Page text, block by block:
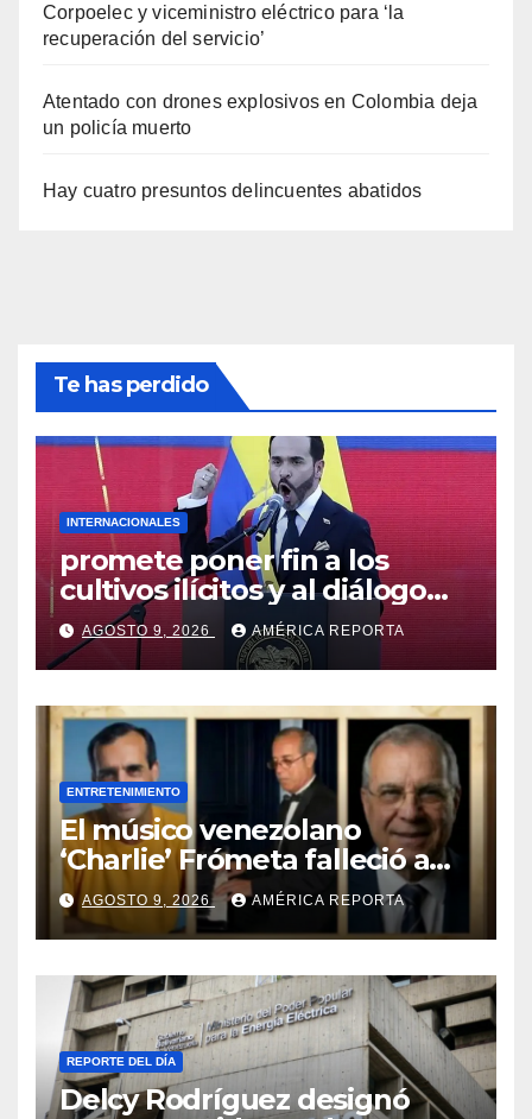
Corpoelec y viceministro eléctrico para ‘la
recuperación del servicio’
Atentado con drones explosivos en Colombia deja
un policía muerto
Hay cuatro presuntos delincuentes abatidos
Te has perdido
INTERNACIONALES
promete poner fin a los
cultivos ilícitos y al diálogo
con grupos armados
AGOSTO 9, 2026 AMÉRICA REPORTA
ENTRETENIMIENTO
El músico venezolano
‘Charlie’ Frómeta falleció a
sus 82 años
AGOSTO 9, 2026 AMÉRICA REPORTA
REPORTE DEL DÍA
Delcy Rodríguez designó